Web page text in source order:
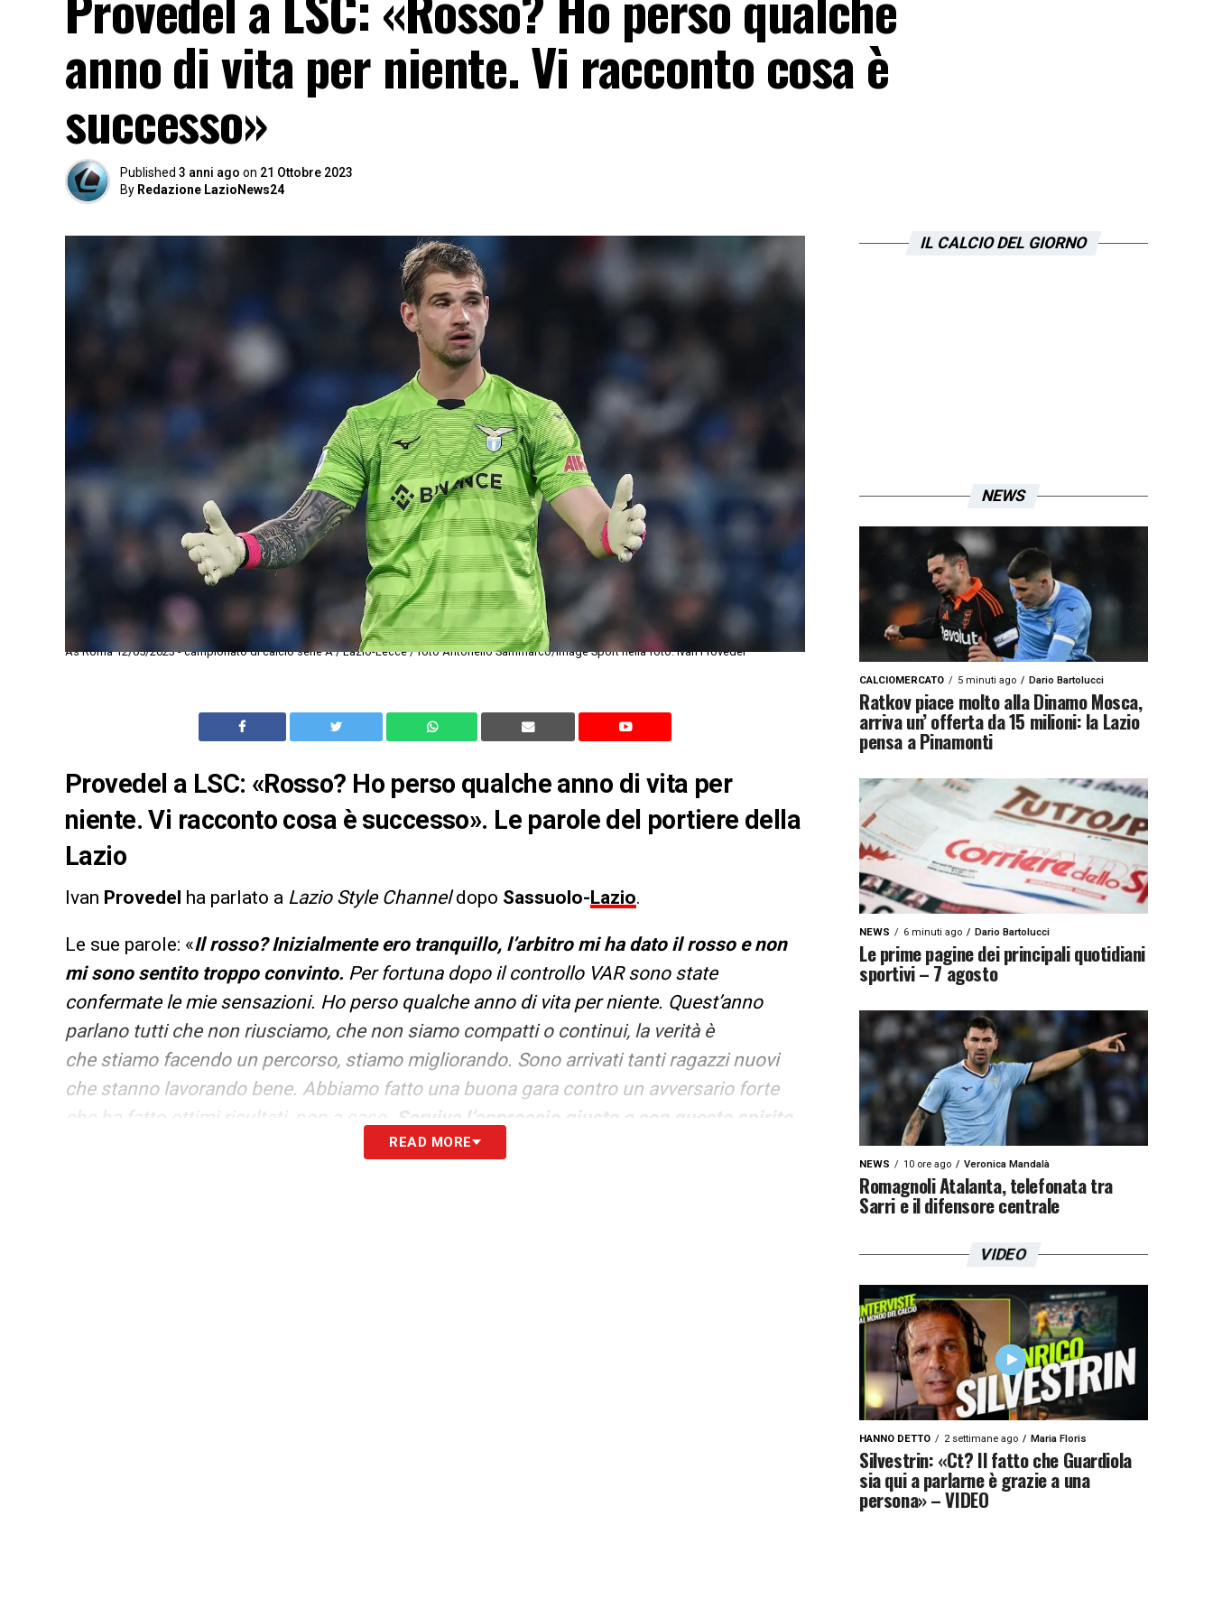
anno di vita per niente. Vi racconto cosa è
successo»
Published 3 anni ago on 21 Ottobre 2023
By Redazione LazioNews24
As Roma 12/05/2023 - campionato di calcio serie A / Lazio-Lecce / foto Antonello Sammarco/Image Sport nella foto: Ivan Provedel
Provedel a LSC: «Rosso? Ho perso qualche anno di vita per
niente. Vi racconto cosa è successo». Le parole del portiere della
Lazio
Ivan Provedel ha parlato a Lazio Style Channeldopo Sassuolo-Lazio.
Le sue parole: «Il rosso? Inizialmente ero tranquillo, l’arbitro mi ha dato il rosso e non
mi sono sentito troppo convinto. Per fortuna dopo il controllo VAR sono state
confermate le mie sensazioni. Ho perso qualche anno di vita per niente. Quest’anno
parlano tutti che non riusciamo, che non siamo compatti o continui, la verità è
che stiamo facendo un percorso, stiamo migliorando. Sono arrivati tanti ragazzi nuovi
che stanno lavorando bene. Abbiamo fatto una buona gara contro un avversario forte
che ha fatto ottimi risultati, non a caso.
Serviva l’approccio giusto e con questo spirito,
potevamo fare qualche gol in più, ma va bene così.
READ MORE
IL CALCIO DEL GIORNO
NEWS
CALCIOMERCATO 5 minuti ago Dario Bartolucci
Ratkov piace molto alla Dinamo Mosca,
arriva un’ offerta da 15 milioni: la Lazio
pensa a Pinamonti
NEWS 6 minuti ago Dario Bartolucci
Le prime pagine dei principali quotidiani
sportivi – 7 agosto
NEWS 10 ore ago Veronica Mandalà
Romagnoli Atalanta, telefonata tra
Sarri e il difensore centrale
VIDEO
HANNO DETTO 2 settimane ago Maria Floris
Silvestrin: «Ct? Il fatto che Guardiola
sia qui a parlarne è grazie a una
persona» – VIDEO